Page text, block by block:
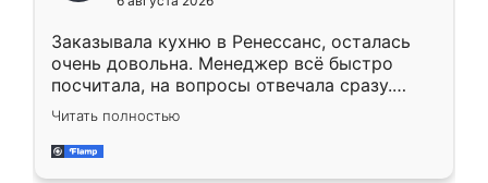
мебели буду заказывать только здесь.
Заказывала кухню в Ренессанс, осталась
очень довольна. Менеджер всё быстро
посчитала, на вопросы отвечала сразу.
Замерщик приехал в субботу, подошёл к
делу со всей ответственностью. Собрали
за день, ребята работали аккуратно, даже
Читать полностью